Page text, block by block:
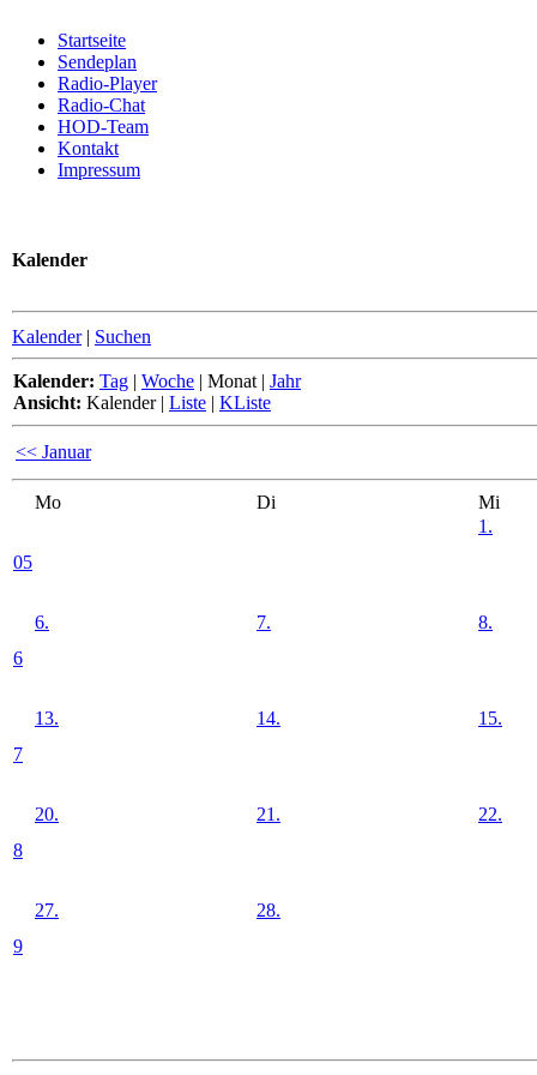
Startseite
Sendeplan
Radio-Player
Radio-Chat
HOD-Team
Kontakt
Impressum
Kalender
Kalender | Suchen
Kalender: Tag | Woche | Monat | Jahr
Ansicht: Kalender| Liste | KListe
<< Januar
Mo Di Mi
05
1.
6
6. 7. 8.
7
13. 14. 15.
8
20. 21. 22.
9
27. 28.